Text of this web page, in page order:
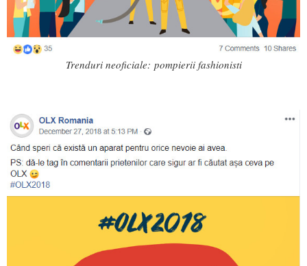
Trenduri neoficiale: pompierii fashionisti